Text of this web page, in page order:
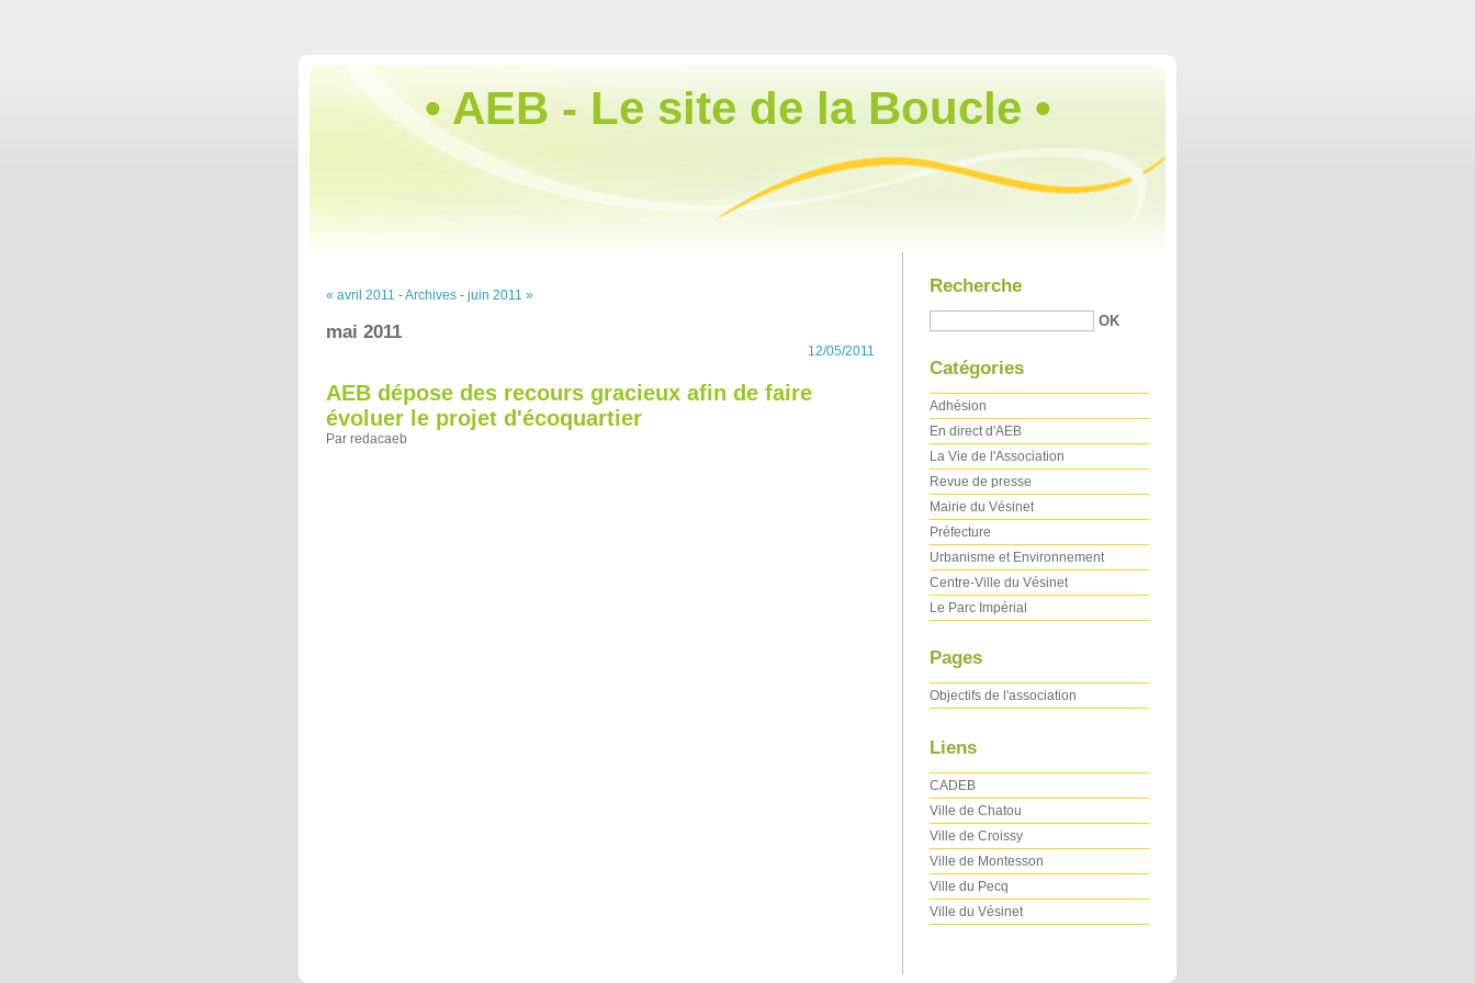
• AEB - Le site de la Boucle •
« avril 2011 -Archives - juin 2011 »
mai 2011
12/05/2011
AEB dépose des recours gracieux afin de faire
évoluer le projet d'écoquartier
Par redacaeb
Recherche
Catégories
Adhésion
En direct d'AEB
La Vie de l'Association
Revue de presse
Mairie du Vésinet
Préfecture
Urbanisme et Environnement
Centre-Ville du Vésinet
Le Parc Impérial
Pages
Objectifs de l'association
Liens
CADEB
Ville de Chatou
Ville de Croissy
Ville de Montesson
Ville du Pecq
Ville du Vésinet